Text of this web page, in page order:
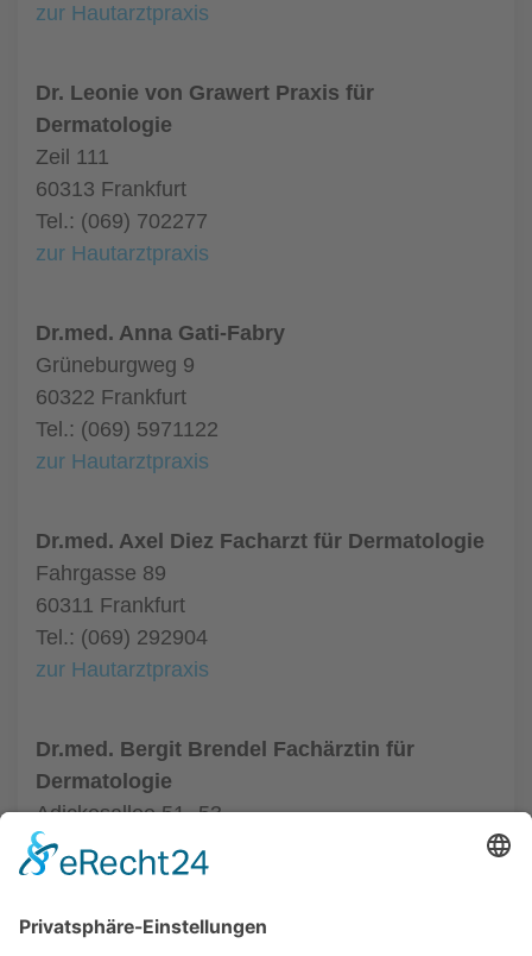
zur Hautarztpraxis
Dr. Leonie von Grawert Praxis für
Dermatologie
Zeil 111
60313 Frankfurt
Tel.: (069) 702277
zur Hautarztpraxis
Dr.med. Anna Gati-Fabry
Grüneburgweg 9
60322 Frankfurt
Tel.: (069) 5971122
zur Hautarztpraxis
Dr.med. Axel Diez Facharzt für Dermatologie
Fahrgasse 89
60311 Frankfurt
Tel.: (069) 292904
zur Hautarztpraxis
Dr.med. Bergit Brendel Fachärztin für
Dermatologie
Adickesallee 51- 53
60322 Frankfurt
Tel.: (069) 95518628